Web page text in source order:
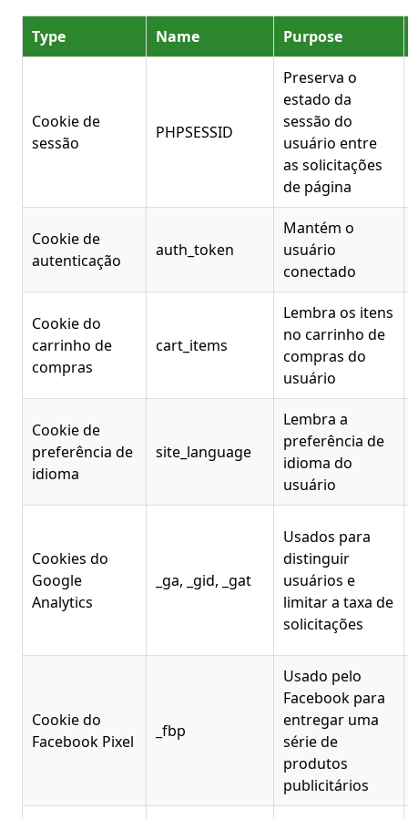
Type Name Purpose
Cookie de
sessão
PHPSESSID
Preserva o
estado da
sessão do
usuário entre
as solicitações
de página
Cookie de
autenticação
auth_token
Mantém o
usuário
conectado
Cookie do
carrinho de
compras
cart_items
Lembra os itens
no carrinho de
compras do
usuário
Cookie de
preferência de
idioma
site_language
Lembra a
preferência de
idioma do
usuário
Cookies do
Google
Analytics
_ga, _gid, _gat
Usados para
distinguir
usuários e
limitar a taxa de
solicitações
Cookie do
Facebook Pixel
_fbp
Usado pelo
Facebook para
entregar uma
série de
produtos
publicitários